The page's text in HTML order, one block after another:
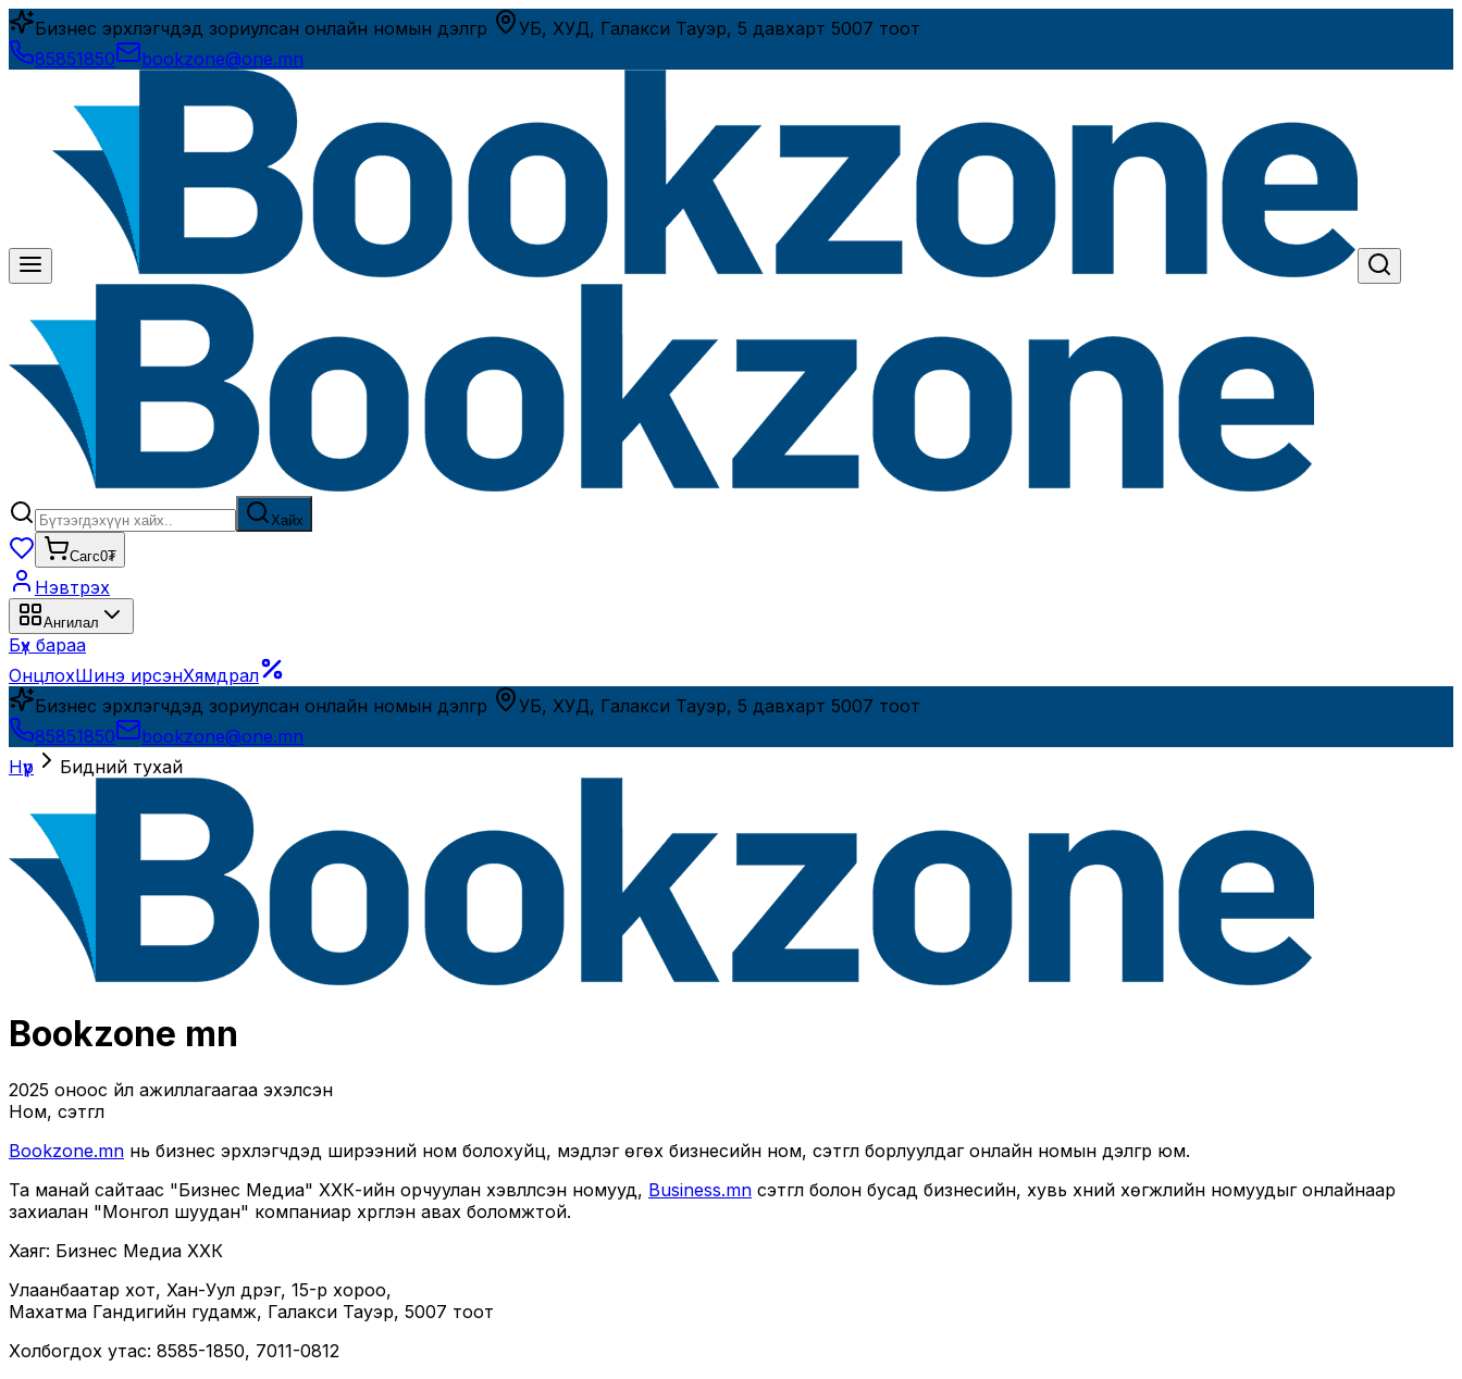
Бизнес эрхлэгчдэд зориулсан онлайн номын дэлгүүр
УБ, ХУД, Галакси Тауэр, 5 давхарт 5007 тоот
85851850
bookzone@one.mn
Хайх
Сагс0₮
Нэвтрэх
Ангилал
Бүх бараа
ОнцлохШинэ ирсэнХямдрал
Бизнес эрхлэгчдэд зориулсан онлайн номын дэлгүүр
УБ, ХУД, Галакси Тауэр, 5 давхарт 5007 тоот
85851850
bookzone@one.mn
Нүүр
Бидний тухай
Bookzone mn
2025 оноос үйл ажиллагаагаа эхэлсэн
Ном, сэтгүүл
Bookzone.mn нь бизнес эрхлэгчдэд ширээний ном болохуйц, мэдлэг өгөх бизнесийн ном, сэтгүүл борлуулдаг онлайн номын дэлгүүр юм.
Та манай сайтаас "Бизнес Медиа" ХХК-ийн орчуулан хэвлүүлсэн номууд, Business.mn сэтгүүл болон бусад бизнесийн, хувь хүний хөгжлийн номуудыг онлайнаар
захиалан "Монгол шуудан" компаниар хүргүүлэн авах боломжтой.
Хаяг: Бизнес Медиа ХХК
Улаанбаатар хот, Хан-Уул дүүрэг, 15-р хороо,
Махатма Гандигийн гудамж, Галакси Тауэр, 5007 тоот
Холбогдох утас: 8585-1850, 7011-0812